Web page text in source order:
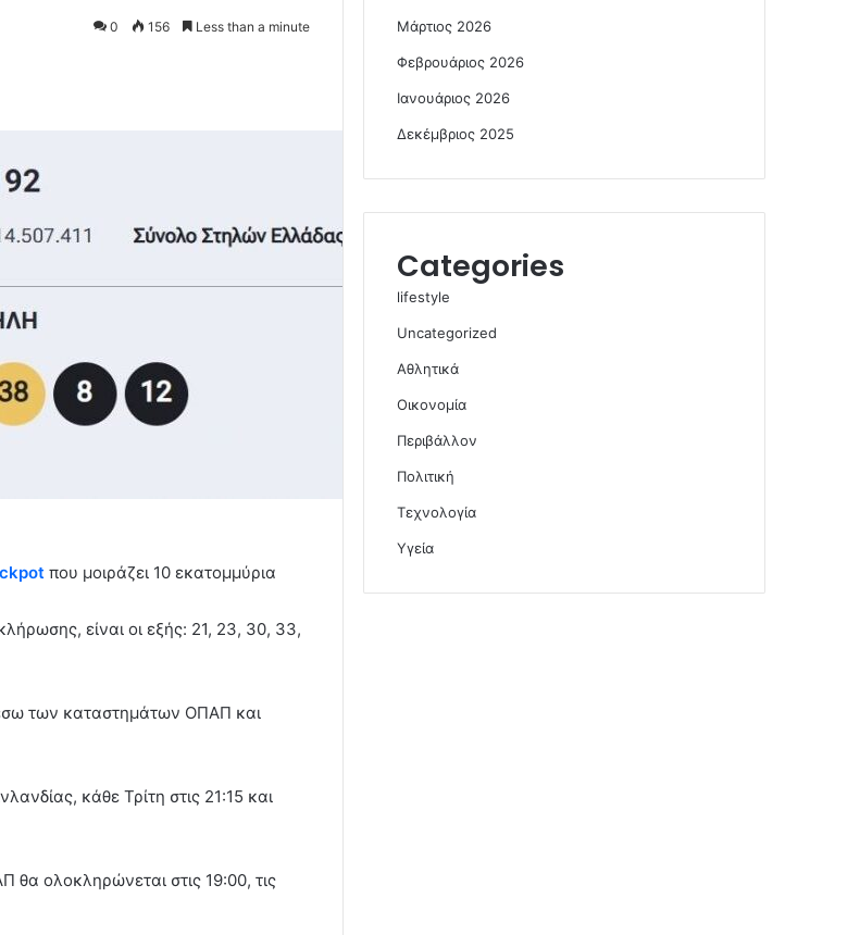
0 156 Less than a minute
που μοιράζει 10 εκατομμύρια
είναι οι εξής: 21, 23, 30, 33,
των καταστημάτων ΟΠΑΠ και
κάθε Τρίτη στις 21:15 και
ολοκληρώνεται στις 19:00, τις
Μάρτιος 2026
Φεβρουάριος 2026
Ιανουάριος 2026
Δεκέμβριος 2025
Categories
lifestyle
Uncategorized
Αθλητικά
Οικονομία
Περιβάλλον
Πολιτική
Τεχνολογία
Υγεία